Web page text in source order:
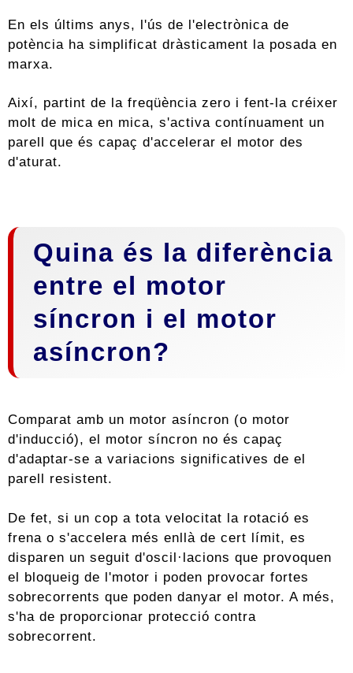
En els últims anys, l'ús de l'electrònica de
potència ha simplificat dràsticament la posada en
marxa.
Així, partint de la freqüència zero i fent-la créixer
molt de mica en mica, s'activa contínuament un
parell que és capaç d'accelerar el motor des
d'aturat.
Quina és la diferència
entre el motor
síncron i el motor
asíncron?
Comparat amb un motor asíncron (o motor
d'inducció), el motor síncron no és capaç
d'adaptar-se a variacions significatives de el
parell resistent.
De fet, si un cop a tota velocitat la rotació es
frena o s'accelera més enllà de cert límit, es
disparen un seguit d'oscil·lacions que provoquen
el bloqueig de l'motor i poden provocar fortes
sobrecorrents que poden danyar el motor. A més,
s'ha de proporcionar protecció contra
sobrecorrent.